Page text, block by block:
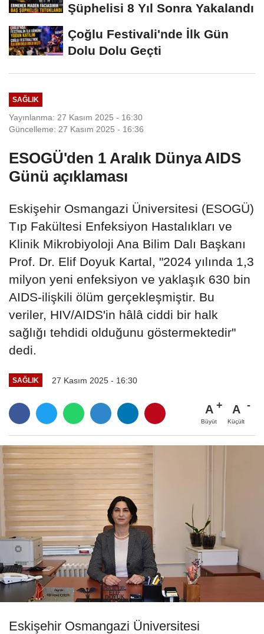
Şüphelisi 8 Yıl Sonra Yakalandı
Çoğlu Festivali'nde İlk Gün
Dolu Dolu Geçti
SAĞLIK
Yayınlanma: 27 Kasım 2025 - 16:30
Güncelleme: 27 Kasım 2025 - 16:36
ESOGÜ'den 1 Aralık Dünya AIDS
Günü açıklaması
Eskişehir Osmangazi Üniversitesi (ESOGÜ)
Tıp Fakültesi Enfeksiyon Hastalıkları ve
Klinik Mikrobiyoloji Ana Bilim Dalı Başkanı
Prof. Dr. Elif Doyuk Kartal, "2024 yılında 1,3
milyon yeni enfeksiyon ve yaklaşık 630 bin
AIDS-ilişkili ölüm gerçekleşmiştir. Bu
veriler, HIV/AIDS'in hâlâ ciddi bir halk
sağlığı tehdidi olduğunu göstermektedir"
dedi.
SAĞLIK 27 Kasım 2025 - 16:30
A
Büyüt
A
Küçült
Eskişehir Osmangazi Üniversitesi